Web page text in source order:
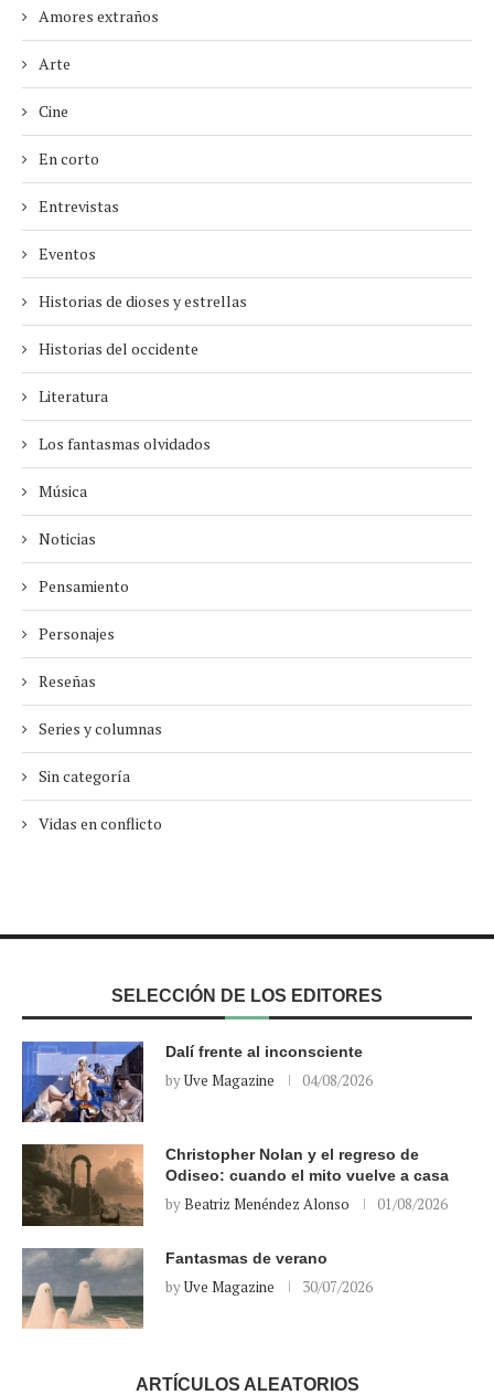
Amores extraños
Arte
Cine
En corto
Entrevistas
Eventos
Historias de dioses y estrellas
Historias del occidente
Literatura
Los fantasmas olvidados
Música
Noticias
Pensamiento
Personajes
Reseñas
Series y columnas
Sin categoría
Vidas en conflicto
SELECCIÓN DE LOS EDITORES
Dalí frente al inconsciente
byUve Magazine 04/08/2026
Christopher Nolan y el regreso de
Odiseo: cuando el mito vuelve a casa
byBeatriz Menéndez Alonso 01/08/2026
Fantasmas de verano
byUve Magazine 30/07/2026
ARTÍCULOS ALEATORIOS